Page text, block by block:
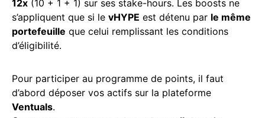
12x (10 + 1 + 1) sur ses stake-hours. Les boosts ne
s’appliquent que si le vHYPE est détenu par le même
portefeuille que celui remplissant les conditions
d’éligibilité.
Pour participer au programme de points, il faut
d’abord déposer vos actifs sur la plateforme
Ventuals.